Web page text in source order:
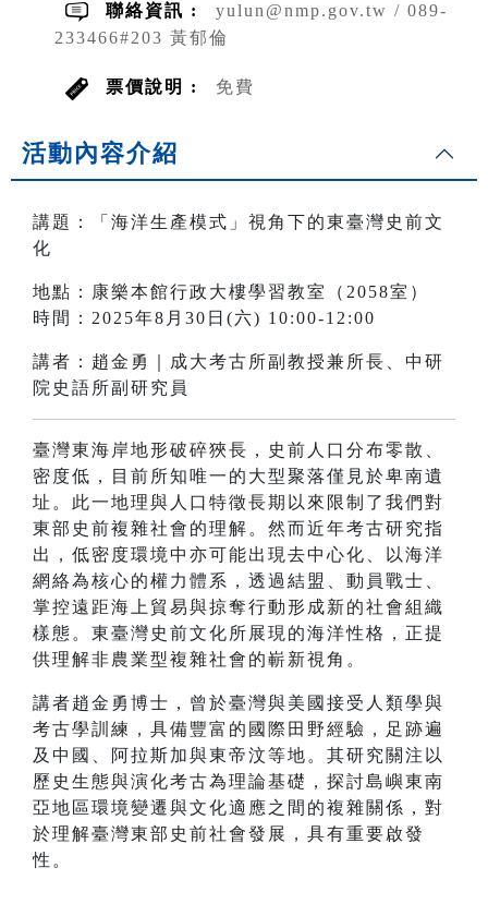
聯絡資訊 :
yulun@nmp.gov.tw / 089-
233466#203 黃郁倫
票價說明 : 免費
活動內容介紹
講題：「海洋生產模式」視角下的東臺灣史前文
化
地點：康樂本館行政大樓學習教室（2058室）
時間：2025年8月30日(六) 10:00-12:00
講者：趙金勇｜成大考古所副教授兼所長、中研
院史語所副研究員
臺灣東海岸地形破碎狹長，史前人口分布零散、
密度低，目前所知唯一的大型聚落僅見於卑南遺
址。此一地理與人口特徵長期以來限制了我們對
東部史前複雜社會的理解。然而近年考古研究指
出，低密度環境中亦可能出現去中心化、以海洋
網絡為核心的權力體系，透過結盟、動員戰士、
掌控遠距海上貿易與掠奪行動形成新的社會組織
樣態。東臺灣史前文化所展現的海洋性格，正提
供理解非農業型複雜社會的嶄新視角。
講者趙金勇博士，曾於臺灣與美國接受人類學與
考古學訓練，具備豐富的國際田野經驗，足跡遍
及中國、阿拉斯加與東帝汶等地。其研究關注以
歷史生態與演化考古為理論基礎，探討島嶼東南
亞地區環境變遷與文化適應之間的複雜關係，對
於理解臺灣東部史前社會發展，具有重要啟發
性。